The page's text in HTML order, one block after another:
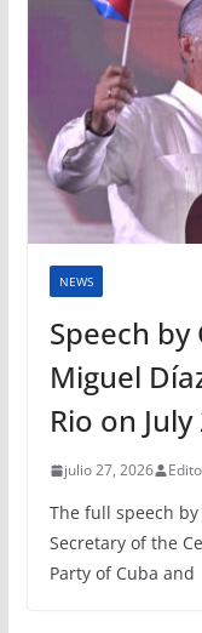
NEWS
Speech
Miguel
Rio on
julio 27, 2026
The full speech
Secretary of the
Party of Cuba and